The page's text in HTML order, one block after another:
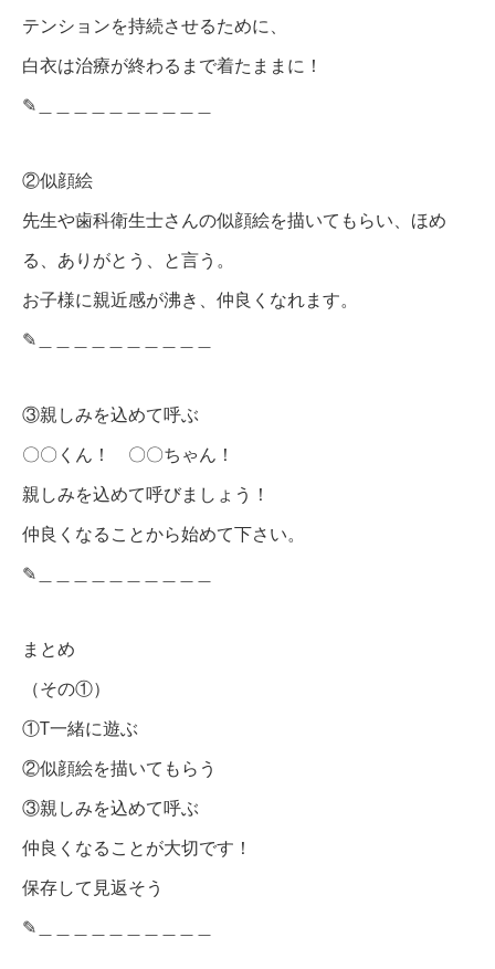
テンションを持続させるために、
白衣は治療が終わるまで着たままに！
✎︎＿＿＿＿＿＿＿＿＿＿
②似顔絵
先生や歯科衛生士さんの似顔絵を描いてもらい、ほめ
る、ありがとう、と言う。
お子様に親近感が沸き、仲良くなれます。
✎︎＿＿＿＿＿＿＿＿＿＿
③親しみを込めて呼ぶ
〇〇くん！ 〇〇ちゃん！
親しみを込めて呼びましょう！
仲良くなることから始めて下さい。
✎︎＿＿＿＿＿＿＿＿＿＿
まとめ
（その①）
①T一緒に遊ぶ
②似顔絵を描いてもらう
③親しみを込めて呼ぶ
仲良くなることが大切です！
保存して見返そう
✎︎＿＿＿＿＿＿＿＿＿＿